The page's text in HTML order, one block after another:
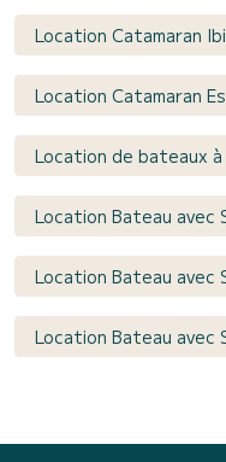
Location Catamaran
Location Catamaran
Location de bateaux à
Location Bateau avec
Location Bateau avec
Location Bateau avec